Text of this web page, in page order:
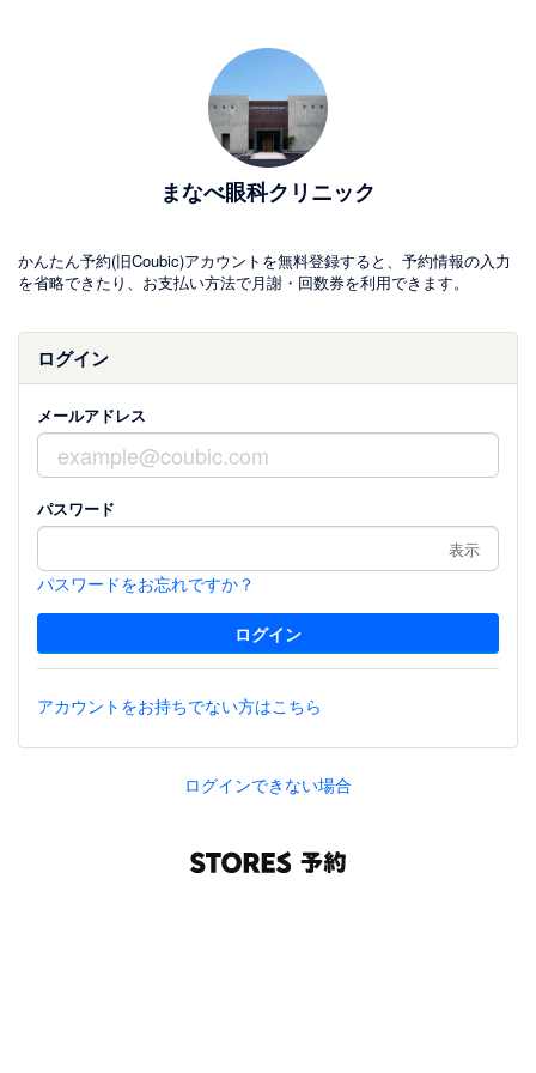
まなべ眼科クリニック
かんたん予約(旧Coubic)アカウントを無料登録すると、予約情報の入力
を省略できたり、お支払い方法で月謝・回数券を利用できます。
ログイン
メールアドレス
パスワード
表示
パスワードをお忘れですか？
アカウントをお持ちでない方はこちら
ログインできない場合